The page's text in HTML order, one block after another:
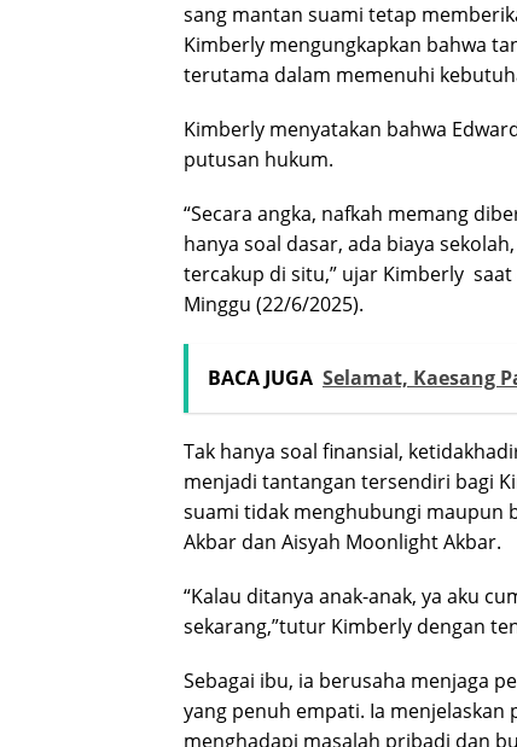
sang mantan suami tetap
Kimberly mengungkapkan bahwa
terutama dalam memenuhi
Kimberly menyatakan bahwa
putusan hukum.
“Secara angka, nafkah memang
hanya soal dasar, ada biaya
tercakup di situ,” ujar Kimberly saat
Minggu (22/6/2025).
BACA JUGA Selamat, Kaesang
Tak hanya soal finansial,
menjadi tantangan tersendiri bagi
suami tidak menghubungi maupun
Akbar dan Aisyah Moonlight Akbar.
“Kalau ditanya anak-anak, ya aku
sekarang,”tutur Kimberly dengan
Sebagai ibu, ia berusaha menjaga
yang penuh empati. Ia menjelaskan
menghadapi masalah pribadi dan